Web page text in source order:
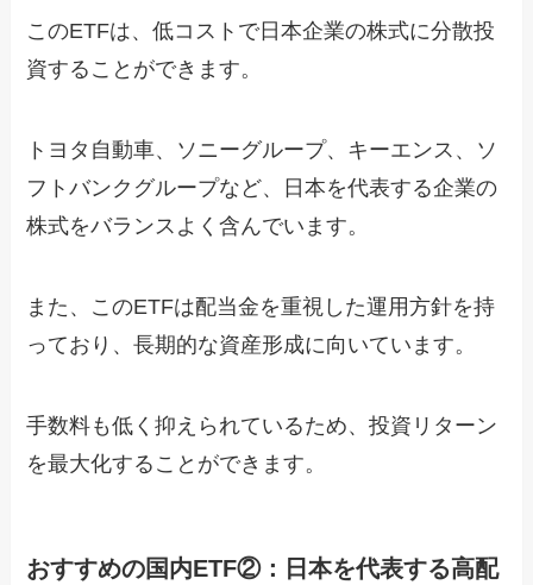
このETFは、低コストで日本企業の株式に分散投
資することができます。
トヨタ自動車、ソニーグループ、キーエンス、ソ
フトバンクグループなど、日本を代表する企業の
株式をバランスよく含んでいます。
また、このETFは配当金を重視した運用方針を持
っており、長期的な資産形成に向いています。
手数料も低く抑えられているため、投資リターン
を最大化することができます。
おすすめの国内ETF②：日本を代表する高配